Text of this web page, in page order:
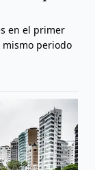
en el primer
mismo periodo